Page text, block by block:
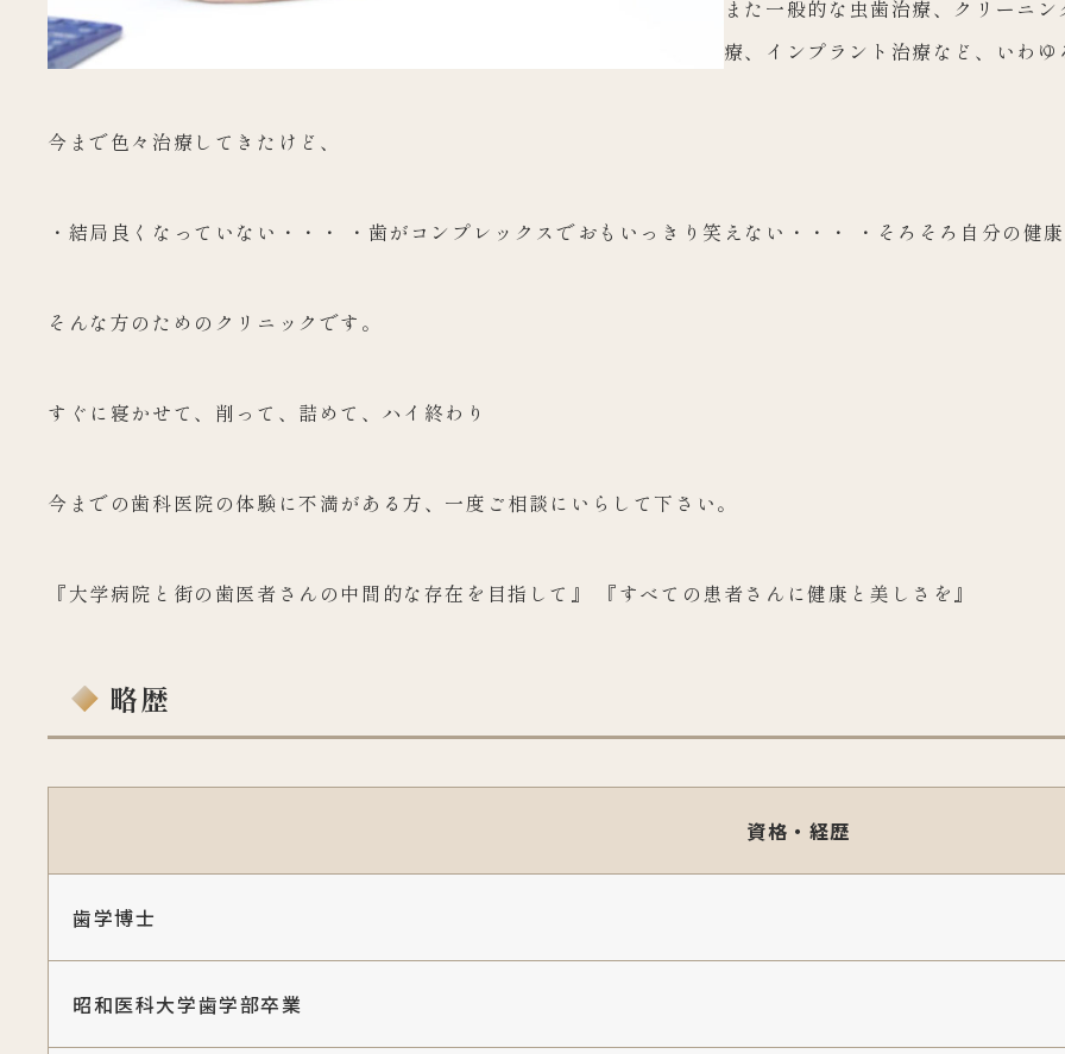
また一般的な虫歯治療、クリーニ
療、インプラント治療など、いわ
今まで色々治療してきたけど、
・結局良くなっていない・・・ ・歯がコンプレックスでおもいっきり笑えない・・・ ・そろそろ自分の健
そんな方のためのクリニックです。
すぐに寝かせて、削って、詰めて、ハイ終わり
今までの歯科医院の体験に不満がある方、一度ご相談にいらして下さい。
『大学病院と街の歯医者さんの中間的な存在を目指して』 『すべての患者さんに健康と美しさを』
略歴
資格・経歴
歯学博士
昭和医科大学歯学部卒業